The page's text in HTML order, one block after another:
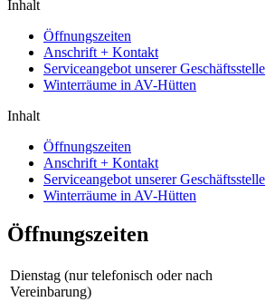
Inhalt
Öffnungszeiten
Anschrift + Kontakt
Serviceangebot unserer Geschäftsstelle
Winterräume in AV-Hütten
Inhalt
Öffnungszeiten
Anschrift + Kontakt
Serviceangebot unserer Geschäftsstelle
Winterräume in AV-Hütten
Öffnungszeiten
Dienstag (nur telefonisch oder nach
Vereinbarung)